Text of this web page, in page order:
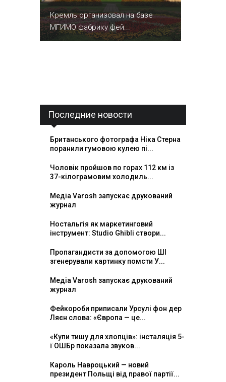
Кремль организовал на базе
МГИМО фабрику фей...
Последние новости
Британського фотографа Ніка Стерна
поранили гумовою кулею пі...
Чоловік пройшов по горах 112 км із
37-кілограмовим холодиль...
Медіа Varosh запускає друкований
журнал
Ностальгія як маркетинговий
інструмент: Studio Ghibli створи...
Пропагандисти за допомогою ШІ
згенерували картинку помсти У...
Медіа Varosh запускає друкований
журнал
Фейкороби приписали Урсулі фон дер
Ляєн слова: «Європа — це...
«Купи тишу для хлопців»: інсталяція 5-
ї ОШБр показала звуков...
Кароль Навроцький — новий
президент Польщі від правої партії...